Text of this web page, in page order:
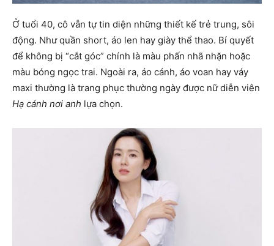
Ở tuổi 40, cô vẫn tự tin diện những thiết kế trẻ trung, sôi
động. Như quần short, áo len hay giày thể thao. Bí quyết
để không bị “cắt góc” chính là màu phấn nhã nhặn hoặc
màu bóng ngọc trai. Ngoài ra, áo cánh, áo voan hay váy
maxi thường là trang phục thường ngày được nữ diễn viên
Hạ cánh nơi anh lựa chọn.